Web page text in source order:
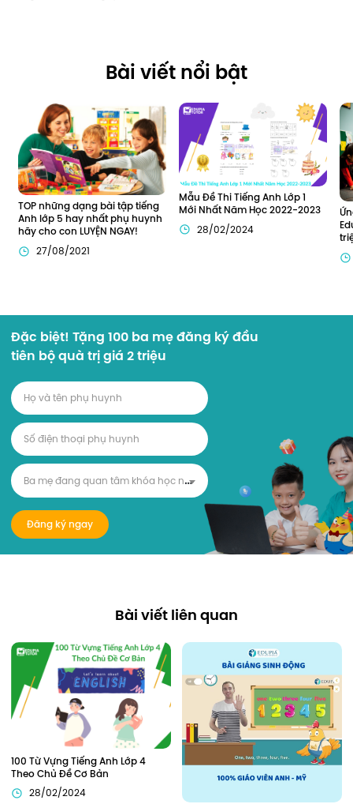
Bài viết nổi bật
TOP những dạng bài tập tiếng
Anh lớp 5 hay nhất phụ huynh
hãy cho con LUYỆN NGAY!
27/08/2021
Mẫu Đề Thi Tiếng Anh Lớp 1
Mới Nhất Năm Học 2022-2023
28/02/2024
Đặc biệt! Tặng 100 ba mẹ đăng ký đầu
tiên bộ quà trị giá 2 triệu
B
a mẹ đang quan tâm khóa học nào?
Đăng ký ngay
Bài viết liên quan
100 Từ Vựng Tiếng Anh Lớp 4
Theo Chủ Đề Cơ Bản
28/02/2024